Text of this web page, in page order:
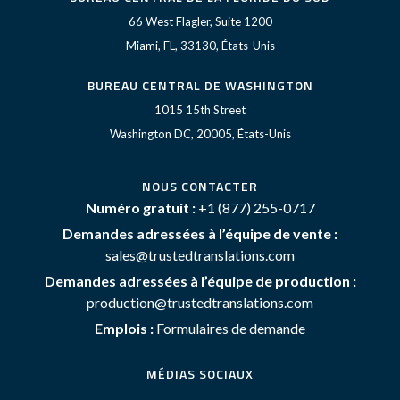
66 West Flagler, Suite 1200
Miami, FL, 33130, États-Unis
BUREAU CENTRAL DE WASHINGTON
1015 15th Street
Washington DC, 20005, États-Unis
NOUS CONTACTER
Numéro gratuit : +1 (877) 255-0717
Demandes adressées à l’équipe de vente :
sales@trustedtranslations.com
Demandes adressées à l’équipe de production :
production@trustedtranslations.com
Emplois : Formulaires de demande
MÉDIAS SOCIAUX